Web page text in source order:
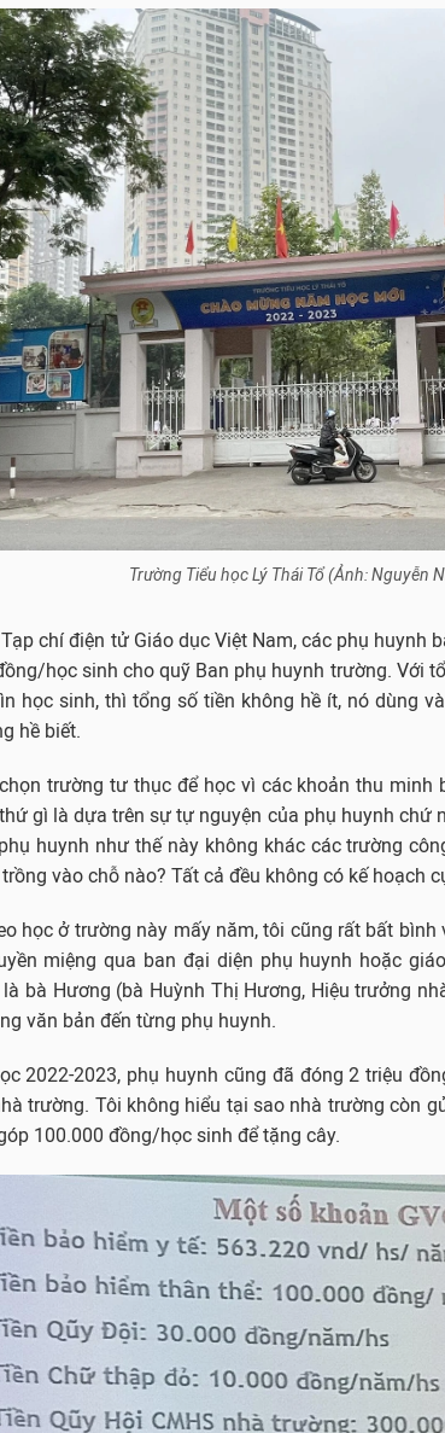
Trường Tiểu học Lý Thái Tổ (Ảnh: Nguyễn
chí điện tử Giáo dục Việt Nam, các phụ huynh
học sinh cho quỹ Ban phụ huynh trường. Với
học sinh, thì tổng số tiền không hề ít, nó dùng
hề biết.
trường tư thục để học vì các khoản thu minh
gì là dựa trên sự tự nguyện của phụ huynh chứ
huynh như thế này không khác các trường
vào chỗ nào? Tất cả đều không có kế hoạch
học ở trường này mấy năm, tôi cũng rất bất
miệng qua ban đại diện phụ huynh hoặc
bà Hương (bà Huỳnh Thị Hương, Hiệu trưởng
văn bản đến từng phụ huynh.
2022-2023, phụ huynh cũng đã đóng 2 triệu
trường. Tôi không hiểu tại sao nhà trường còn
100.000 đồng/học sinh để tặng cây.